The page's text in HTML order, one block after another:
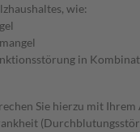
wie:
in
Sie hierzu mit